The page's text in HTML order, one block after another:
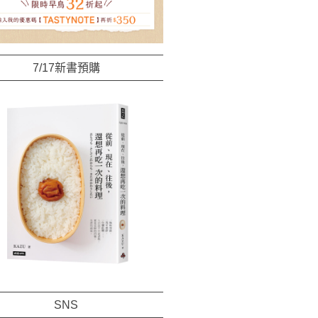
7/17新書預購
SNS